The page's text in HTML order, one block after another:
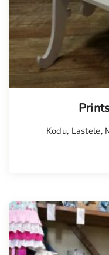
Kodu, Lastele,